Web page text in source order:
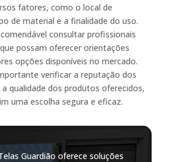
fatores, como o local de
de material e a finalidade do uso.
consultar profissionais
possam oferecer orientações
opções disponíveis no mercado.
verificar a reputação dos
qualidade dos produtos oferecidos,
uma escolha segura e eficaz.
Guardião oferece soluções